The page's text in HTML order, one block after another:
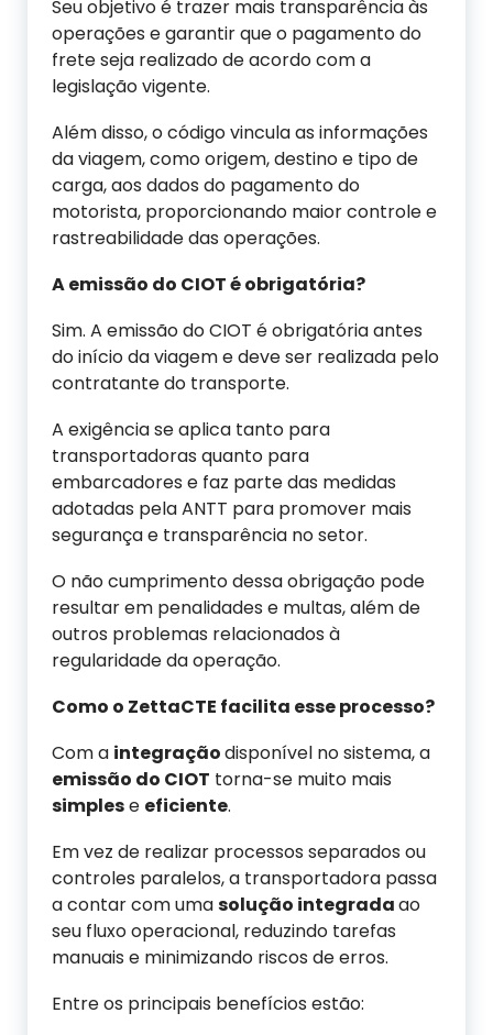
Seu objetivo é trazer mais transparência às
operações e garantir que o pagamento do
frete seja realizado de acordo com a
legislação vigente.
Além disso, o código vincula as informações
da viagem, como origem, destino e tipo de
carga, aos dados do pagamento do
motorista, proporcionando maior controle e
rastreabilidade das operações.
A emissão do CIOT é obrigatória?
Sim. A emissão do CIOT é obrigatória antes
do início da viagem e deve ser realizada pelo
contratante do transporte.
A exigência se aplica tanto para
transportadoras quanto para
embarcadores e faz parte das medidas
adotadas pela ANTT para promover mais
segurança e transparência no setor.
O não cumprimento dessa obrigação pode
resultar em penalidades e multas, além de
outros problemas relacionados à
regularidade da operação.
Como o ZettaCTE facilita esse processo?
Com a integraçãodisponível no sistema, a
emissão do CIOT torna-se muito mais
simplese eficiente.
Em vez de realizar processos separados ou
controles paralelos, a transportadora passa
a contar com umasolução integradaao
seu fluxo operacional, reduzindo tarefas
manuais e minimizando riscos de erros.
Entre os principais benefícios estão: